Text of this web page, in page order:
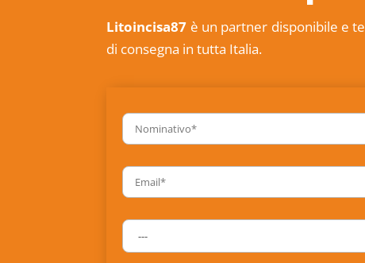
Litoincisa87 è un partner disponibile e
di consegna in tutta Italia.